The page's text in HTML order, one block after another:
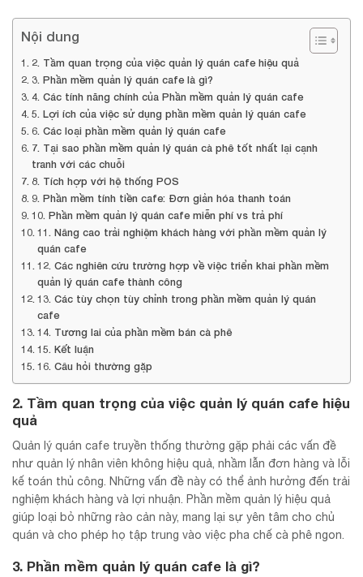
Nội dung
2. Tầm quan trọng của việc quản lý quán cafe hiệu quả
3. Phần mềm quản lý quán cafe là gì?
4. Các tính năng chính của Phần mềm quản lý quán cafe
5. Lợi ích của việc sử dụng phần mềm quản lý quán cafe
6. Các loại phần mềm quản lý quán cafe
7. Tại sao phần mềm quản lý quán cà phê tốt nhất lại cạnh
tranh với các chuỗi
8. Tích hợp với hệ thống POS
9. Phần mềm tính tiền cafe: Đơn giản hóa thanh toán
10. Phần mềm quản lý quán cafe miễn phí vs trả phí
11. Nâng cao trải nghiệm khách hàng với phần mềm quản lý
quán cafe
12. Các nghiên cứu trường hợp về việc triển khai phần mềm
quản lý quán cafe thành công
13. Các tùy chọn tùy chỉnh trong phần mềm quản lý quán
cafe
14. Tương lai của phần mềm bán cà phê
15. Kết luận
16. Câu hỏi thường gặp
2. Tầm quan trọng của việc quản lý quán cafe hiệu
quả
Quản lý quán cafe truyền thống thường gặp phải các vấn đề
như quản lý nhân viên không hiệu quả, nhầm lẫn đơn hàng và lỗi
kế toán thủ công. Những vấn đề này có thể ảnh hưởng đến trải
nghiệm khách hàng và lợi nhuận. Phần mềm quản lý hiệu quả
giúp loại bỏ những rào cản này, mang lại sự yên tâm cho chủ
quán và cho phép họ tập trung vào việc pha chế cà phê ngon.
3. Phần mềm quản lý quán cafe là gì?